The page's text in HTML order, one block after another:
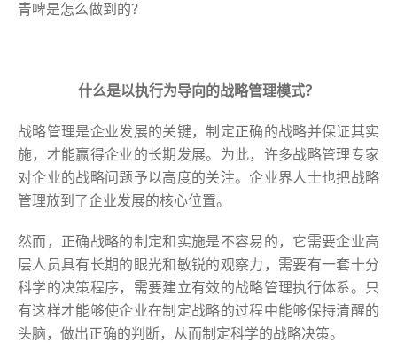
青啤是怎么做到的？
什么是以执行为导向的战略管理模式？
战略管理是企业发展的关键，制定正确的战略并保证其实
施，才能赢得企业的长期发展。为此，许多战略管理专家
对企业的战略问题予以高度的关注。企业界人士也把战略
管理放到了企业发展的核心位置。
然而，正确战略的制定和实施是不容易的，它需要企业高
层人员具有长期的眼光和敏锐的观察力，需要有一套十分
科学的决策程序，需要建立有效的战略管理执行体系。只
有这样才能够使企业在制定战略的过程中能够保持清醒的
头脑，做出正确的判断，从而制定科学的战略决策。